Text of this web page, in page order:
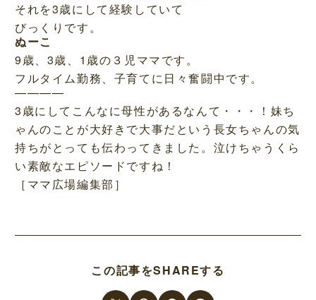
それを3歳にして経験していて
びっくりです。
ぬーこ
9歳、3歳、1歳の３児ママです。
フルタイム勤務、子育てに日々奮闘中です。
————
3歳にしてこんなに母性があるなんて・・・！妹ち
ゃんのことが大好きで大事だという長女ちゃんの気
持ちがとっても伝わってきました。泣けちゃうくら
い素敵なエピソードですね！
［ママ広場編集部］
この記事をSHAREする